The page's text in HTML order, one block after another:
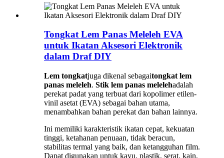
Tongkat Lem Panas Meleleh EVA
untuk Ikatan Aksesori Elektronik
dalam Draf DIY
Lem tongkatjuga dikenal sebagaitongkat lem
panas meleleh. Stik lem panas melelehadalah
perekat padat yang terbuat dari kopolimer etilen-
vinil asetat (EVA) sebagai bahan utama,
menambahkan bahan perekat dan bahan lainnya.
Ini memiliki karakteristik ikatan cepat, kekuatan
tinggi, ketahanan penuaan, tidak beracun,
stabilitas termal yang baik, dan ketangguhan film.
Dapat digunakan untuk kayu, plastik, serat, kain,